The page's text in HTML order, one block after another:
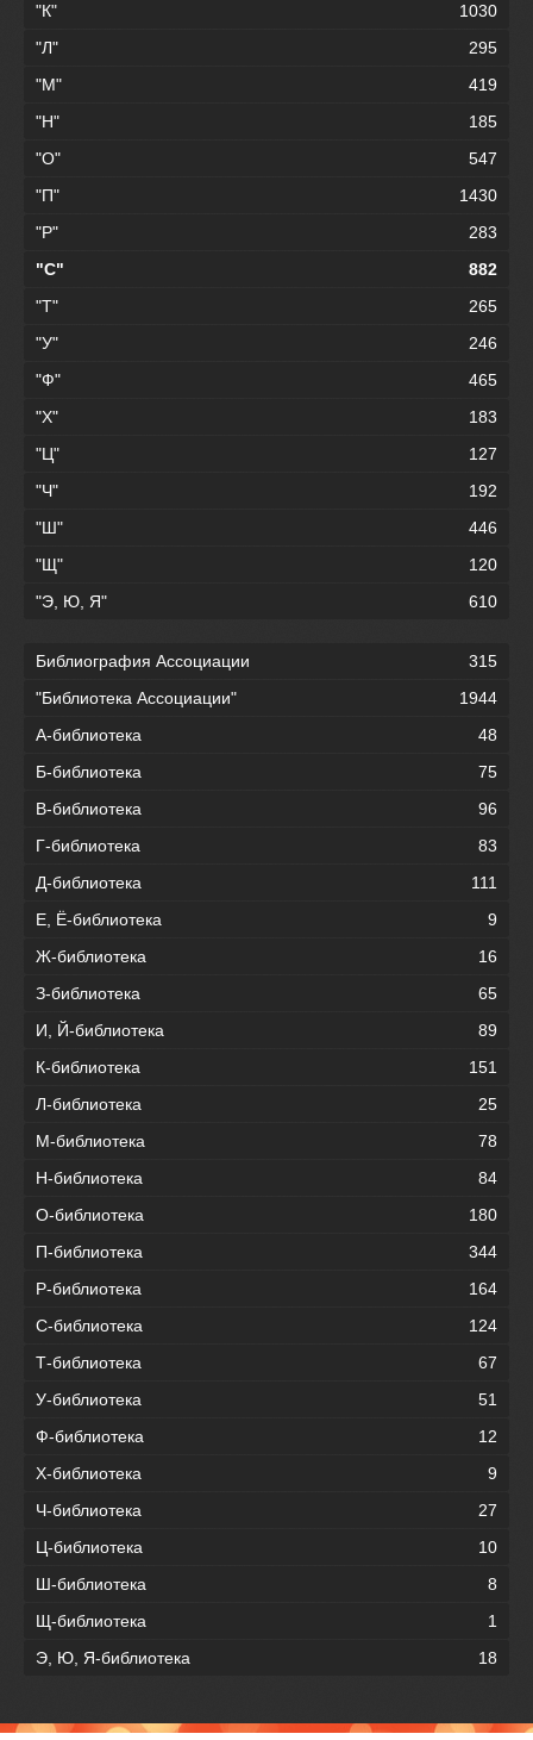
"К"
1030
"Л"
295
"М"
419
"Н"
185
"О"
547
"П"
1430
"Р"
283
"С"
882
"Т"
265
"У"
246
"Ф"
465
"Х"
183
"Ц"
127
"Ч"
192
"Ш"
446
"Щ"
120
"Э, Ю, Я"
610
Библиография Ассоциации
315
"Библиотека Ассоциации"
1944
А-библиотека
48
Б-библиотека
75
В-библиотека
96
Г-библиотека
83
Д-библиотека
111
Е, Ё-библиотека
9
Ж-библиотека
16
З-библиотека
65
И, Й-библиотека
89
К-библиотека
151
Л-библиотека
25
М-библиотека
78
Н-библиотека
84
О-библиотека
180
П-библиотека
344
Р-библиотека
164
С-библиотека
124
Т-библиотека
67
У-библиотека
51
Ф-библиотека
12
Х-библиотека
9
Ч-библиотека
27
Ц-библиотека
10
Ш-библиотека
8
Щ-библиотека
1
Э, Ю, Я-библиотека
18